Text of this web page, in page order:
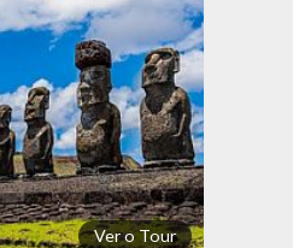
Ver o Tour